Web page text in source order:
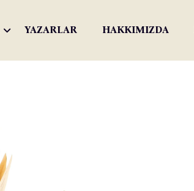
YAZARLAR HAKKIMIZDA